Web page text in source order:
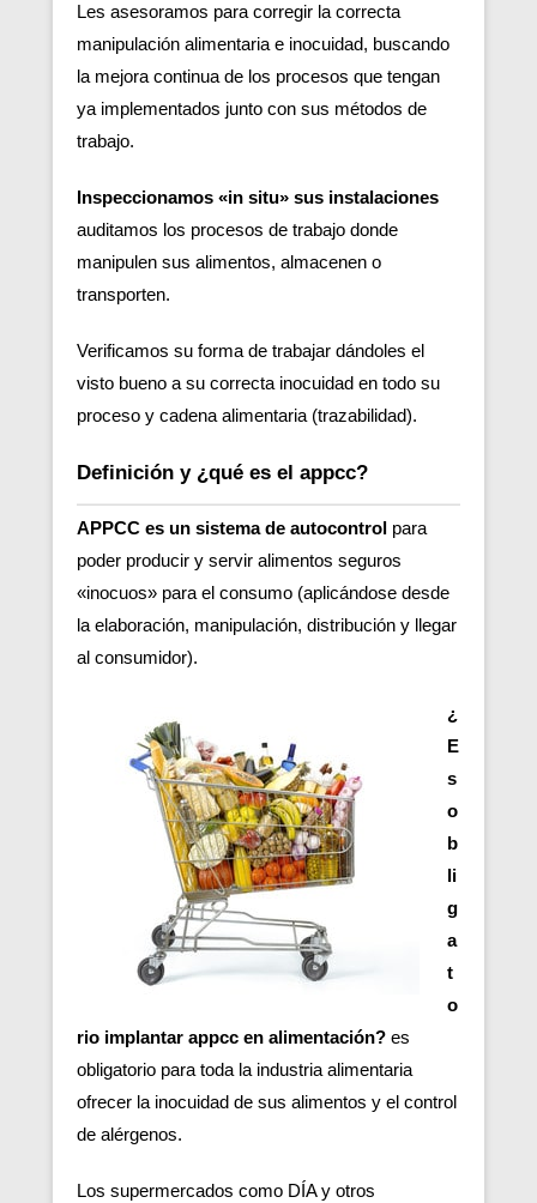
Les asesoramos para corregir la correcta
manipulación alimentaria e inocuidad, buscando
la mejora continua de los procesos que tengan
ya implementados junto con sus métodos de
trabajo.
Inspeccionamos «in situ» sus instalaciones
auditamos los procesos de trabajo donde
manipulen sus alimentos, almacenen o
transporten.
Verificamos su forma de trabajar dándoles el
visto bueno a su correcta inocuidad en todo su
proceso y cadena alimentaria (trazabilidad).
Definición y ¿qué es el appcc?
APPCC es un sistema de autocontrol para
poder producir y servir alimentos seguros
«inocuos» para el consumo (aplicándose desde
la elaboración, manipulación, distribución y llegar
al consumidor).
¿
E
s
o
b
li
g
a
t
o
rio implantar appcc en alimentación? es
obligatorio para toda la industria alimentaria
ofrecer la inocuidad de sus alimentos y el control
de alérgenos.
Los supermercados como DÍA y otros